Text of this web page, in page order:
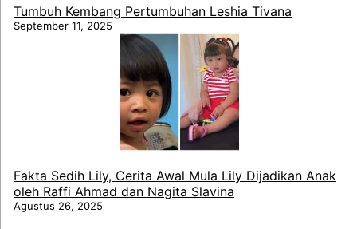
Tumbuh Kembang Pertumbuhan Leshia Tivana
September 11, 2025
Fakta Sedih Lily, Cerita Awal Mula Lily Dijadikan Anak
oleh Raffi Ahmad dan Nagita Slavina
Agustus 26, 2025